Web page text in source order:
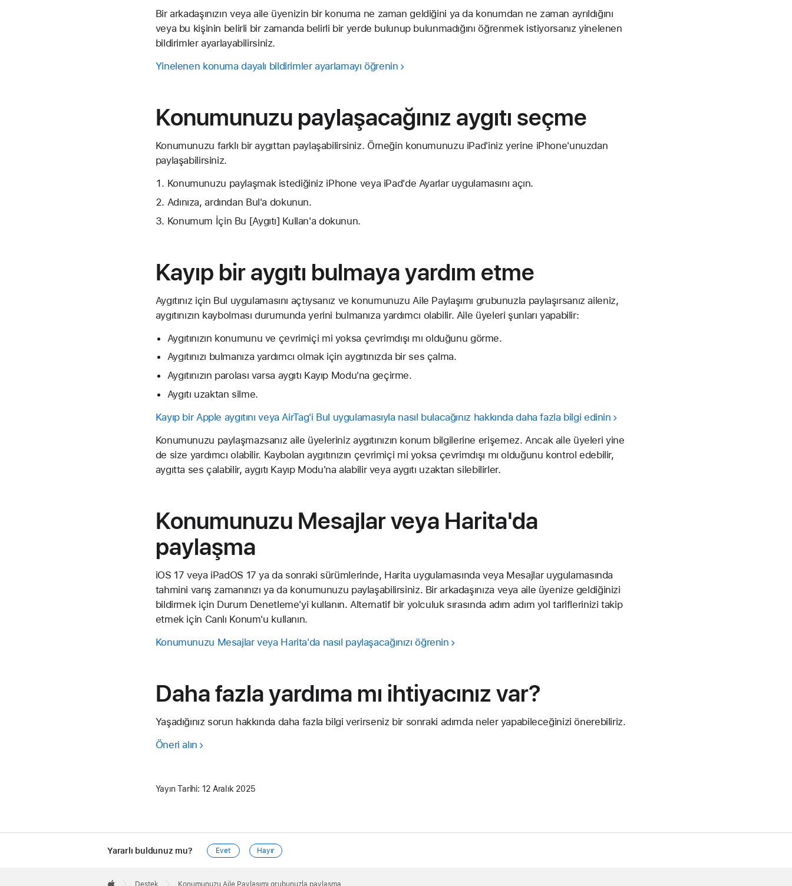
Bir arkadaşınızın veya aile üyenizin bir konuma ne zaman geldiğini ya da konumdan ne zaman ayrıldığını
veya bu kişinin belirli bir zamanda belirli bir yerde bulunup bulunmadığını öğrenmek istiyorsanız yinelenen
bildirimler ayarlayabilirsiniz.
Yinelenen konuma dayalı bildirimler ayarlamayı öğrenin
Konumunuzu paylaşacağınız aygıtı seçme
Konumunuzu farklı bir aygıttan paylaşabilirsiniz. Örneğin konumunuzu iPad'iniz yerine iPhone'unuzdan
paylaşabilirsiniz.
Konumunuzu paylaşmak istediğiniz iPhone veya iPad'de Ayarlar uygulamasını açın.
Adınıza, ardından Bul'a dokunun.
Konumum İçin Bu [Aygıtı] Kullan'a dokunun.
Kayıp bir aygıtı bulmaya yardım etme
Aygıtınız için Bul uygulamasını açtıysanız ve konumunuzu Aile Paylaşımı grubunuzla paylaşırsanız aileniz,
aygıtınızın kaybolması durumunda yerini bulmanıza yardımcı olabilir. Aile üyeleri şunları yapabilir:
Aygıtınızın konumunu ve çevrimiçi mi yoksa çevrimdışı mı olduğunu görme.
Aygıtınızı bulmanıza yardımcı olmak için aygıtınızda bir ses çalma.
Aygıtınızın parolası varsa aygıtı Kayıp Modu'na geçirme.
Aygıtı uzaktan silme.
Kayıp bir Apple aygıtını veya AirTag'i Bul uygulamasıyla nasıl bulacağınız hakkında daha fazla bilgi edinin
Konumunuzu paylaşmazsanız aile üyeleriniz aygıtınızın konum bilgilerine erişemez. Ancak aile üyeleri yine
de size yardımcı olabilir. Kaybolan aygıtınızın çevrimiçi mi yoksa çevrimdışı mı olduğunu kontrol edebilir,
aygıtta ses çalabilir, aygıtı Kayıp Modu'na alabilir veya aygıtı uzaktan silebilirler.
Konumunuzu Mesajlar veya Harita'da
paylaşma
iOS 17 veya iPadOS 17 ya da sonraki sürümlerinde, Harita uygulamasında veya Mesajlar uygulamasında
tahmini varış zamanınızı ya da konumunuzu paylaşabilirsiniz. Bir arkadaşınıza veya aile üyenize geldiğinizi
bildirmek için Durum Denetleme'yi kullanın. Alternatif bir yolculuk sırasında adım adım yol tariflerinizi takip
etmek için Canlı Konum'u kullanın.
Konumunuzu Mesajlar veya Harita'da nasıl paylaşacağınızı öğrenin
Daha fazla yardıma mı ihtiyacınız var?
Yaşadığınız sorun hakkında daha fazla bilgi verirseniz bir sonraki adımda neler yapabileceğinizi önerebiliriz.
Öneri alın
Yayın Tarihi: 12 Aralık 2025
Yararlı buldunuz mu? Evet Hayır
Footer
 Destek Konumunuzu Aile Paylaşımı grubunuzla paylaşma